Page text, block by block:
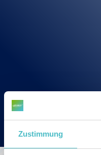
Zustimmung